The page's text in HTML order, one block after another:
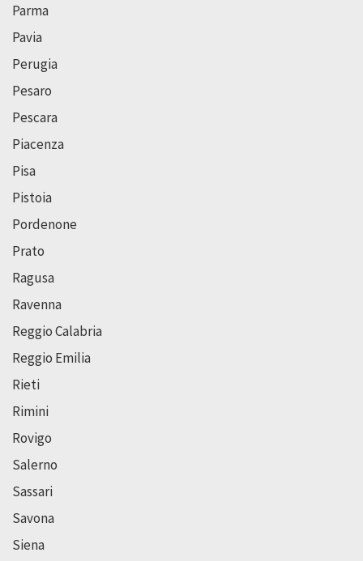
Parma
Pavia
Perugia
Pesaro
Pescara
Piacenza
Pisa
Pistoia
Pordenone
Prato
Ragusa
Ravenna
Reggio Calabria
Reggio Emilia
Rieti
Rimini
Rovigo
Salerno
Sassari
Savona
Siena